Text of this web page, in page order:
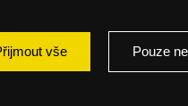
vše Pouze